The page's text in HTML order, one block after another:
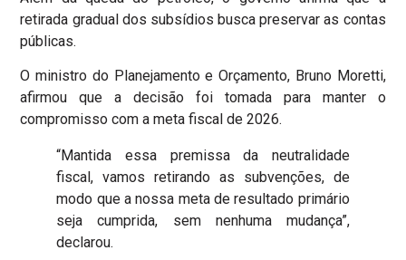
retirada gradual dos subsídios busca preservar as contas
públicas.
O ministro do Planejamento e Orçamento, Bruno Moretti,
afirmou que a decisão foi tomada para manter o
compromisso com a meta fiscal de 2026.
“Mantida essa premissa da neutralidade
fiscal, vamos retirando as subvenções, de
modo que a nossa meta de resultado primário
seja cumprida, sem nenhuma mudança”,
declarou.